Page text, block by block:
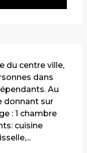
du centre ville,
dans
Au
donnant sur
: 1 chambre
cuisine